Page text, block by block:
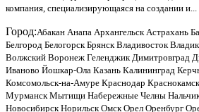
компания, специализирующаяся на создании и...
Город:Абакан Анапа Архангельск Астрахань
Белгород Белогорск Брянск Владивосток
Волжский Воронеж Геленджик Димитровград
Иваново Йошкар-Ола Казань Калининград
Комсомольск-на-Амуре Краснодар Краснокамск
Мурманск Мытищи Набережные Челны
Новосибирск Норильск Омск Орел Оренбург